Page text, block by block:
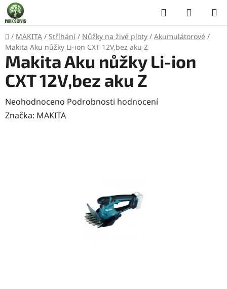
Přejít
na
obsah
Hledat
KOŠÍK
Domů
/ MAKITA / Stříhání / Nůžky na živé ploty / Akumulátorové /
Makita Aku nůžky Li-ion CXT 12V,bez aku Z
Makita Aku nůžky Li-ion
CXT 12V,bez aku Z
Průměrné
hodnocení
Neohodnoceno Podrobnosti hodnocení
Značka: MAKITA